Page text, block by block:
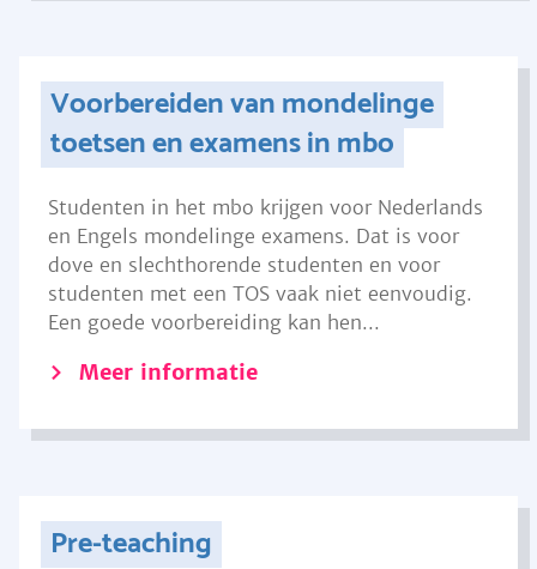
Voorbereiden van mondelinge
toetsen en examens in mbo
Studenten in het mbo krijgen voor Nederlands
en Engels mondelinge examens. Dat is voor
dove en slechthorende studenten en voor
studenten met een TOS vaak niet eenvoudig.
Een goede voorbereiding kan hen...
Meer informatie
Pre-teaching